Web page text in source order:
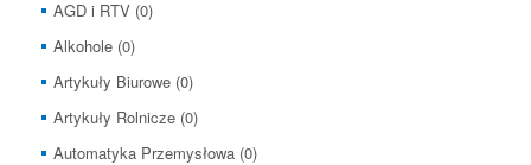
AGD i RTV (0)
Alkohole (0)
Artykuły Biurowe (0)
Artykuły Rolnicze (0)
Automatyka Przemysłowa (0)